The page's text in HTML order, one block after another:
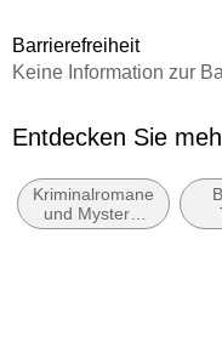
Reihe
Autor/Autorin
Verlag/Hersteller
Gmeiner Verlag
Barrierefreiheit
Keine Information zur
Entdecken Sie
Kriminalromane
und Mystery:
Polizeiarbeit &